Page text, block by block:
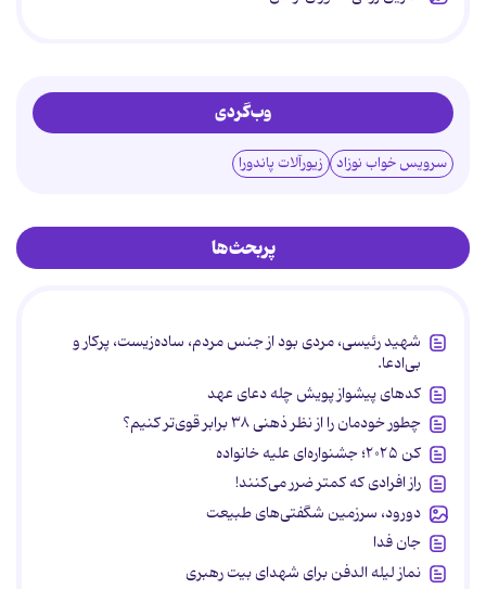
وب‌گردی
سرویس خواب نوزاد زیورآلات پاندورا
پربحث‌ها
شهید رئیسی، مردی بود از جنس مردم، ساده‌زیست، پرکار و
بی‌ادعا.
کدهای پیشواز پویش چله دعای عهد
چطور خودمان را از نظر ذهنی ۳۸ برابر قوی‌تر کنیم؟
کن ۲۰۲۵؛ جشنواره‌ای علیه خانواده
راز افرادی که کمتر ضرر می‌کنند!
دورود، سرزمین شگفتی‌های طبیعت
جان فدا
نماز لیله الدفن برای شهدای بیت رهبری